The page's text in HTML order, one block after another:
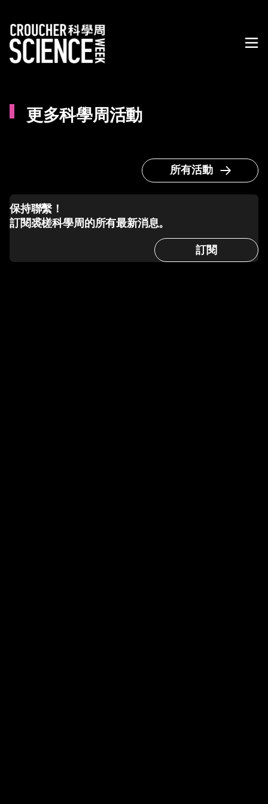
更多科學周活動
所有活動
保持聯繫！
訂閱裘槎科學周的所有最新消息。
訂閱